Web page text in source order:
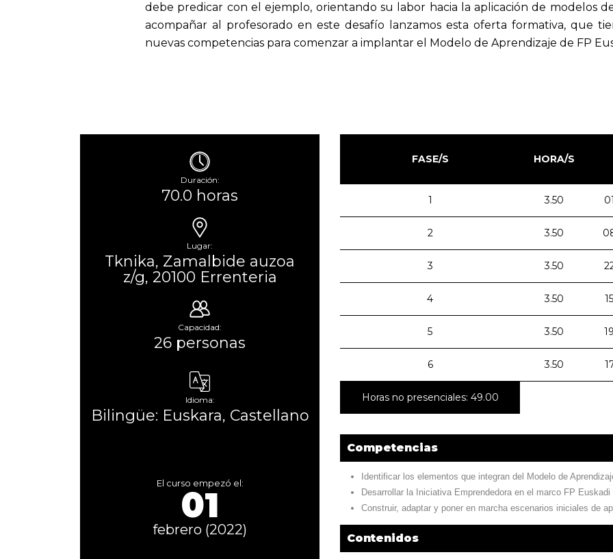
debe predicar con el ejemplo, orientando su labor hacia la aplicación de modelos
acompañar al profesorado en este desafío lanzamos esta oferta formativa, que
nuevas competencias para comenzar a implantar el Modelo de Aprendizaje de FP
Duración:
70.0 horas
Lugar:
Tknika, Zamalbide auzoa
z/g, 20100 Errenteria
Capacidad:
26 personas
Idioma:
Bilingüe: Euskara, Castellano
El curso empezó el:
01
febrero (2022)
FASE/S HORA/S
1 3.50
2 3.50
3 3.50
4 3.50
5 3.50
6 3.50
Horas no presenciales: 49.00
Competencias
Identificar los elementos que integran del Modelo de
Desarrollar la Iniciativa Emprendedora en el marco FP Euskadi
Construir, adaptar y poner en marcha escenarios iniciales de
Contenidos